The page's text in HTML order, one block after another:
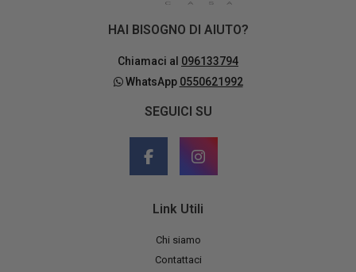
HAI BISOGNO DI AIUTO?
Chiamaci al 096133794
WhatsApp 0550621992
SEGUICI SU
Link Utili
Chi siamo
Contattaci